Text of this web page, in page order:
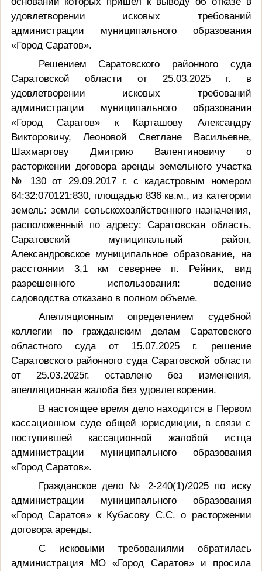
удовлетворении исковых требований
администрации муниципального образования
«Город Саратов».
Решением Саратовского районного суда
Саратовской области от 25.03.2025 г. в
удовлетворении исковых требований
администрации муниципального образования
«Город Саратов» к Карташову Александру
Викторовичу, Леоновой Светлане Васильевне,
Шахмартову Дмитрию Валентиновичу о
расторжении договора аренды земельного участка
№ 130 от 29.09.2017 г. с кадастровым номером
64:32:070121:830, площадью 836 кв.м., из категории
земель: земли сельскохозяйственного назначения,
расположенный по адресу: Саратовская область,
Саратовский муниципальный район,
Александровское муниципальное образование, на
расстоянии 3,1 км севернее п. Рейник, вид
разрешенного использования: ведение
садоводства отказано в полном объеме.
Апелляционным определением судебной
коллегии по гражданским делам Саратовского
областного суда от 15.07.2025 г. решение
Саратовского районного суда Саратовской области
от 25.03.2025г. оставлено без изменения,
апелляционная жалоба без удовлетворения.
В настоящее время дело находится в Первом
кассационном суде общей юрисдикции, в связи с
поступившей кассационной жалобой истца
администрации муниципального образования
«Город Саратов».
Гражданское дело № 2-240(1)/2025 по иску
администрации муниципального образования
«Город Саратов» к Кубасову С.С. о расторжении
договора аренды.
С исковыми требованиями обратилась
администрация МО «Город Саратов» и просила